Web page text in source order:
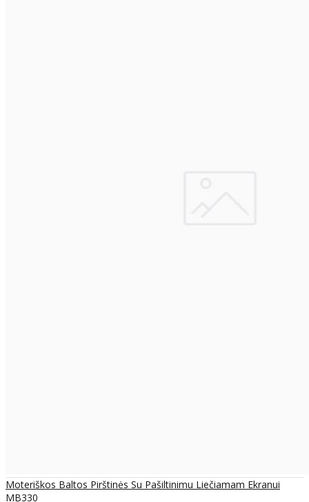
Moteriškos Baltos Pirštinės Su Pašiltinimu Liečiamam Ekranui
MB330